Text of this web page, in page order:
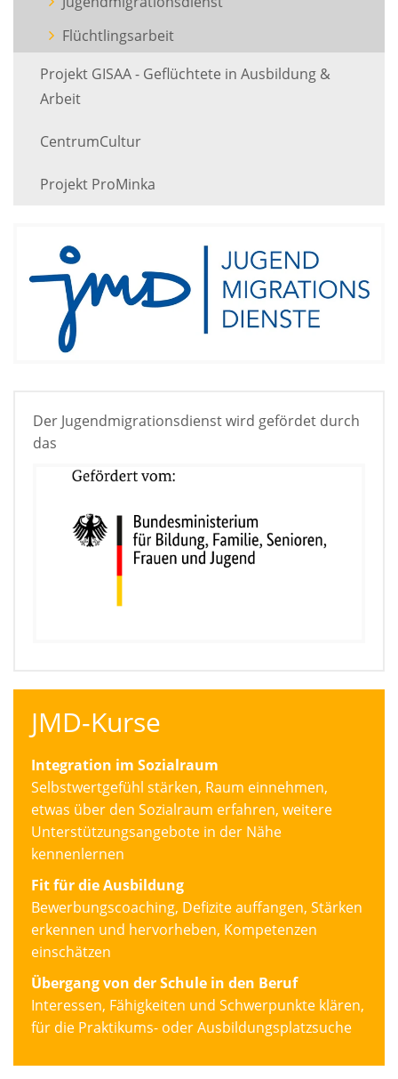
Flüchtlingsarbeit
Projekt GISAA - Geflüchtete in Ausbildung &
Arbeit
CentrumCultur
Projekt ProMinka
Der Jugendmigrationsdienst wird gefördet durch
das
JMD-Kurse
Integration im Sozialraum
Selbstwertgefühl stärken, Raum einnehmen,
etwas über den Sozialraum erfahren, weitere
Unterstützungsangebote in der Nähe
kennenlernen
Fit für die Ausbildung
Bewerbungscoaching, Defizite auffangen, Stärken
erkennen und hervorheben, Kompetenzen
einschätzen
Übergang von der Schule in den Beruf
Interessen, Fähigkeiten und Schwerpunkte klären,
für die Praktikums- oder Ausbildungsplatzsuche